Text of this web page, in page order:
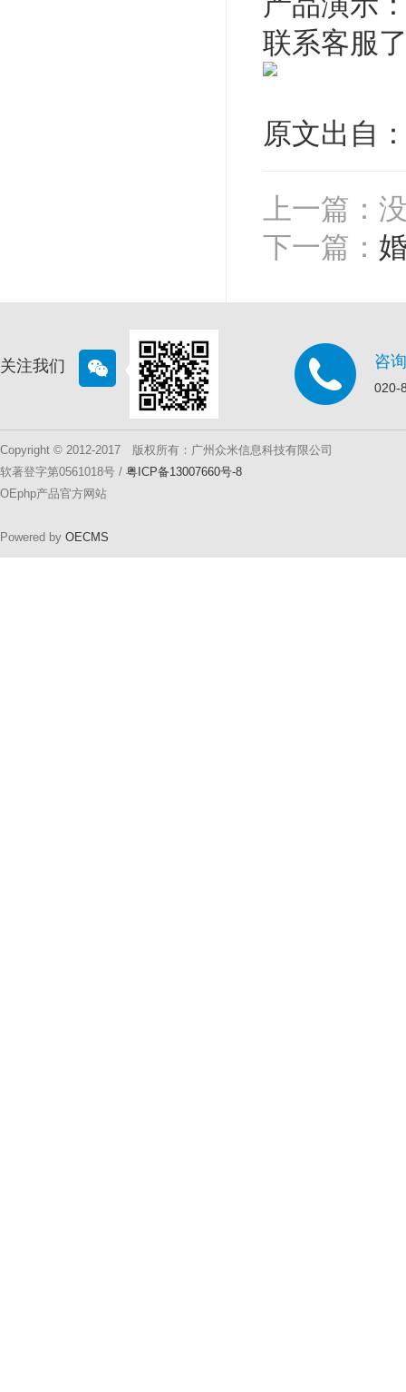
联系客服
原文出自
上一篇：
下一篇：
关注我们 咨
020-
Copyright © 2012-2017 版权所有：广州众米信息科技有限公司
软著登字第0561018号 / 粤ICP备13007660号-8
OEphp产品官方网站
Powered by OECMS